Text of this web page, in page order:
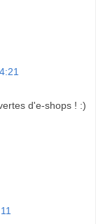
d'e-shops ! :)